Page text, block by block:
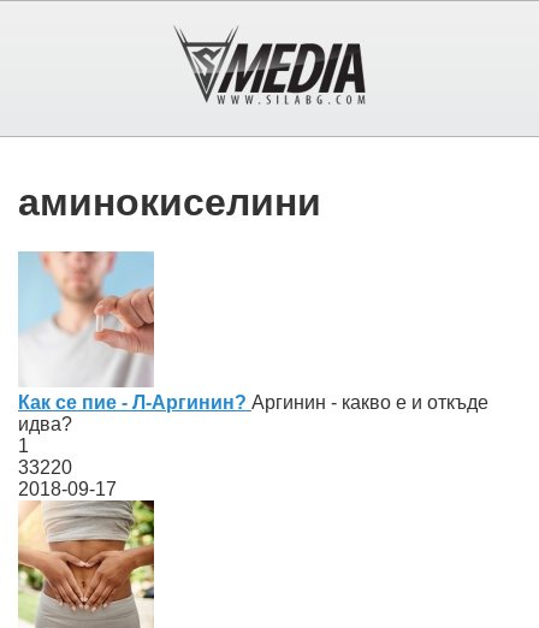
аминокиселини
Как се пие - Л-Аргинин? Аргинин - какво е и откъде
идва?
1
33220
2018-09-17